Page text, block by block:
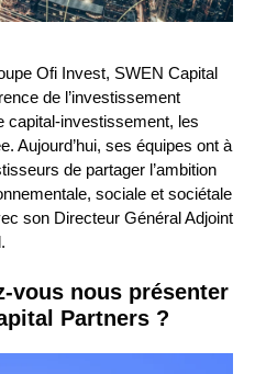
Ofi Invest, SWEN Capital
de l’investissement
capital-investissement, les
Aujourd’hui, ses équipes ont à
de partager l’ambition
sociale et sociétale
son Directeur Général Adjoint
vous nous présenter
Partners ?